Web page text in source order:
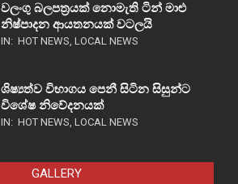
වලංගු බලපත්‍රයක් නොමැති ටින් මාළු
නිෂ්පාදන ආයතනයක් වටලයි
IN: HOT NEWS, LOCAL NEWS
ශිෂ්‍යත්ව විභාගය පෙනී සිටින සිසුන්ට
විශේෂ නිවේදනයක්
IN: HOT NEWS, LOCAL NEWS
GALLERY